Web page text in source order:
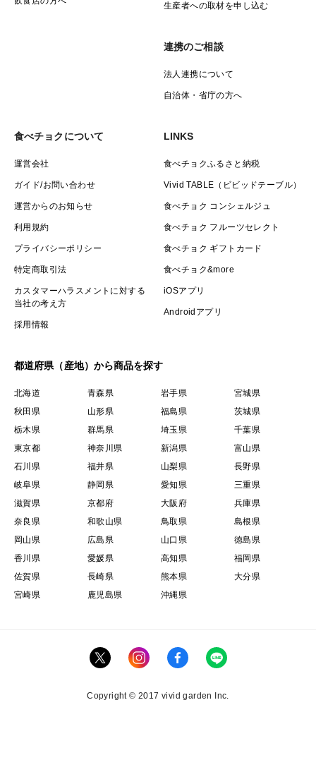
生産者への取材を申し込む
連携のご相談
法人連携について
自治体・省庁の方へ
食べチョクについて
運営会社
ガイド/お問い合わせ
運営からのお知らせ
利用規約
プライバシーポリシー
特定商取引法
カスタマーハラスメントに対する
当社の考え方
採用情報
LINKS
食べチョクふるさと納税
Vivid TABLE（ビビッドテーブル）
食べチョク コンシェルジュ
食べチョク フルーツセレクト
食べチョク ギフトカード
食べチョク&more
iOSアプリ
Androidアプリ
都道府県（産地）から商品を探す
北海道 青森県 岩手県
宮城県
秋田県
山形県 福島県
茨城県
栃木県
群馬県 埼玉県
千葉県
東京都
神奈川県 新潟県
富山県
石川県
福井県 山梨県
長野県
岐阜県
静岡県 愛知県
三重県
滋賀県
京都府 大阪府
兵庫県
奈良県
和歌山県 鳥取県
島根県
岡山県
広島県 山口県
徳島県
香川県
愛媛県 高知県
福岡県
佐賀県
長崎県 熊本県
大分県
宮崎県
鹿児島県 沖縄県
Copyright © 2017 vivid garden Inc.